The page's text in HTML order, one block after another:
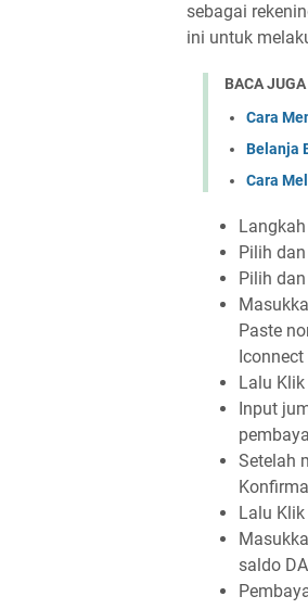
sebagai
ini untuk
BACA JUGA
Cara
Belanja
Cara
Pilih dan
Pilih
Paste
Iconnect
Lalu
Input
Setelah
Lalu
saldo